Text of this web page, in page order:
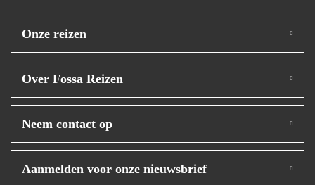
Onze reizen
Over Fossa Reizen
Neem contact op
Aanmelden voor onze nieuwsbrief